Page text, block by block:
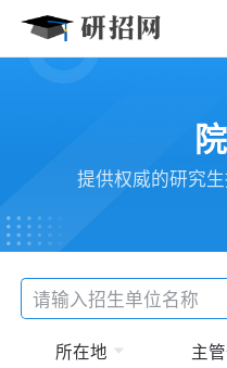
提供权威的研究
所在地 主